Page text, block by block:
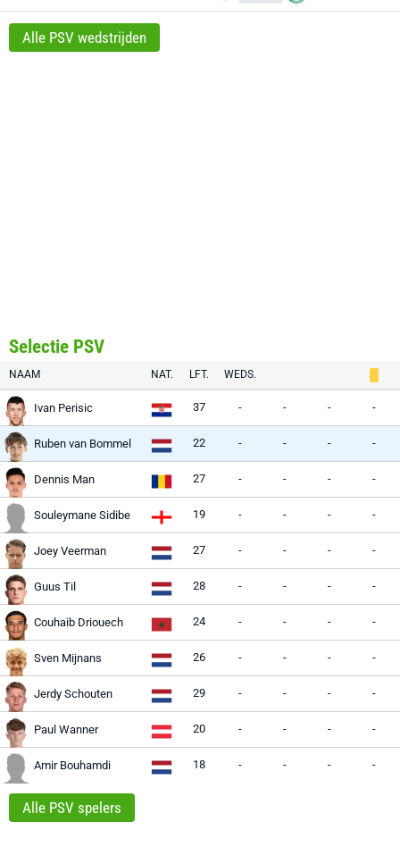
Alle PSV wedstrijden
Selectie PSV
NAAM NAT. LFT. WEDS.
Ivan Perisic 37 - - - -
Ruben van Bommel 22 - - - -
Dennis Man 27 - - - -
Souleymane Sidibe 19 - - - -
Joey Veerman 27 - - - -
Guus Til 28 - - - -
Couhaib Driouech 24 - - - -
Sven Mijnans 26 - - - -
Jerdy Schouten 29 - - - -
Paul Wanner 20 - - - -
Amir Bouhamdi 18 - - - -
Alle PSV spelers